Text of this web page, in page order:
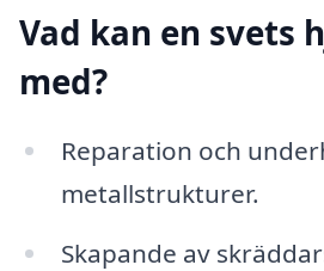
Vad kan en svets
med?
Reparation och
metallstrukturer.
Skapande av